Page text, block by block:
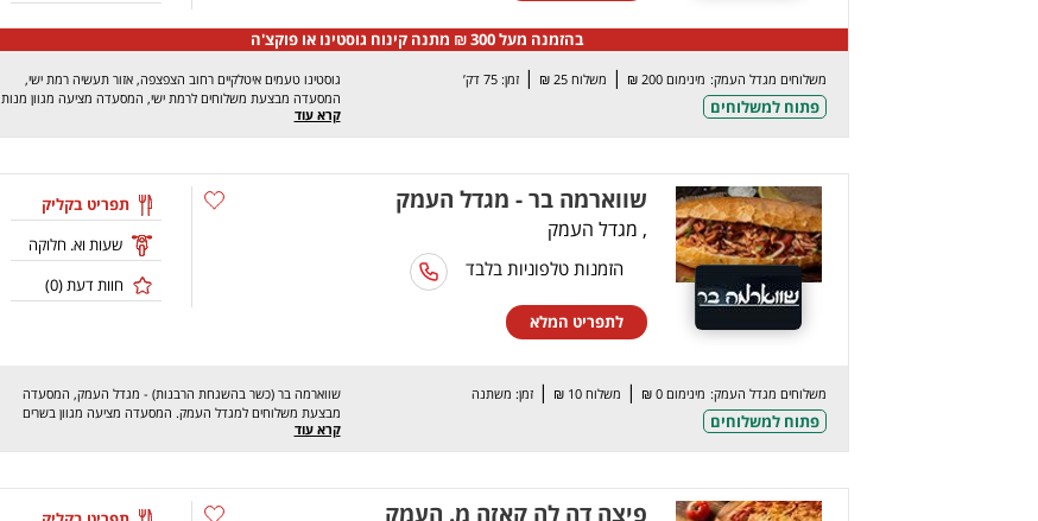
בהזמנה מעל 300 ₪ מתנה קינוח גוסטינו או פוקצ'ה
משלוחים מגדל העמק: מינימום 200 ₪ | משלוח 25 ₪ | זמן: 75 דק’
פתוח למשלוחים
גוסטינו טעמים איטלקיים רחוב הצפצפה, אזור תעשיה רמת ישי,
המסעדה מבצעת משלוחים לרמת ישי, המסעדה מציעה מגוון מנות
איטלקיות טעימות ומיוחדות כמו : רביולי גבינת עזים , לזניה וורדה ,
ריזוטו פטירות , סלמון בגריל ועוד.. מחכים לכם לחוויה מהנה, שיהיה
קרא עוד
שווארמה בר - מגדל העמק
, מגדל העמק
הזמנות טלפוניות בלבד
לתפריט המלא
תפריט בקליק
שעות וא. חלוקה
חוות דעת (0
)
משלוחים מגדל העמק: מינימום 0 ₪ | משלוח 10 ₪ | זמן: משתנה
פתוח למשלוחים
שווארמה בר (כשר בהשגחת הרבנות) - מגדל העמק, המסעדה
מבצעת משלוחים למגדל העמק. המסעדה מציעה מגוון בשרים
בבאגט, בלאפה, בפיתה ובחמגשית מלווים במבחר ממרחים ותוספות.
מחכים לכם לחוויה מהנה, שיהיה בתאבון !
קרא עוד
פיצה דה לה קאזה מ. העמק